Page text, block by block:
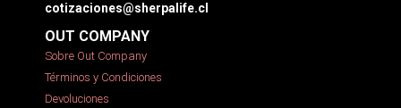
cotizaciones@sherpalife.cl
OUT COMPANY
Sobre Out Company
Términos y Condiciones
Devoluciones